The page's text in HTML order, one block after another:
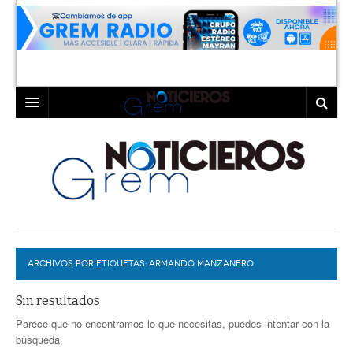
LAGUNA
TORREÓN
GÓMEZ PALACIO
LERDO
COAHUILA
DURANGO
DEPORTES
PROGRAMAS
EXA
COLABORADORES
ARCHIVOS POR ETIQUETAS: ARMANDO MANZANERO
Sin resultados
Parece que no encontramos lo que necesitas, puedes intentar con la
búsqueda